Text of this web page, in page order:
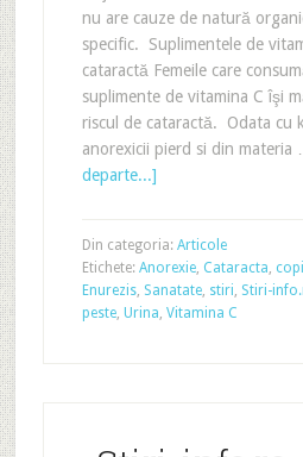
nu are cauze de natură
specific. Suplimentele de
cataractă Femeile care
suplimente de vitamina C îşi
riscul de cataractă. Odata cu
anorexicii pierd si din materia
departe...]
Din categoria: Articole
Etichete: Anorexie, Cataracta, copil
Enurezis, Sanatate, stiri, Stiri-
peste, Urina, Vitamina C